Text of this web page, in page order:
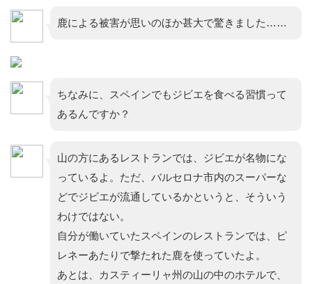
鹿による被害が思いのほか甚大で驚きました……
ちなみに、スペインでもジビエを食べる習慣って
あるんですか？
山の方にあるレストランでは、ジビエが名物にな
っているよ。ただ、バルセロナ市内のスーパーな
どでジビエが流通しているかというと、そういう
わけではない。
自分が働いていたスペインのレストランでは、ピ
レネーあたりで撃たれた鹿を使っていたよ。
あとは、カスティーリャ州の山の中のホテルで、